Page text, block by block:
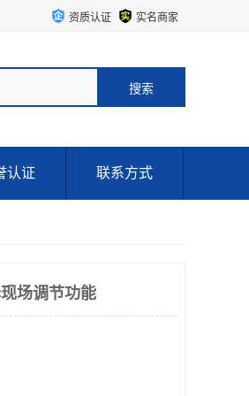
资质认证 实名商家
认证 联系方式
场调节功能